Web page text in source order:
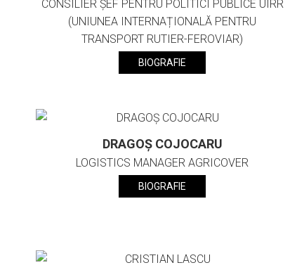
CONSILIER ȘEF PENTRU POLITICI PUBLICE UIRR
(UNIUNEA INTERNAȚIONALĂ PENTRU
TRANSPORT RUTIER-FEROVIAR)
BIOGRAFIE
DRAGOȘ COJOCARU
LOGISTICS MANAGER AGRICOVER
BIOGRAFIE